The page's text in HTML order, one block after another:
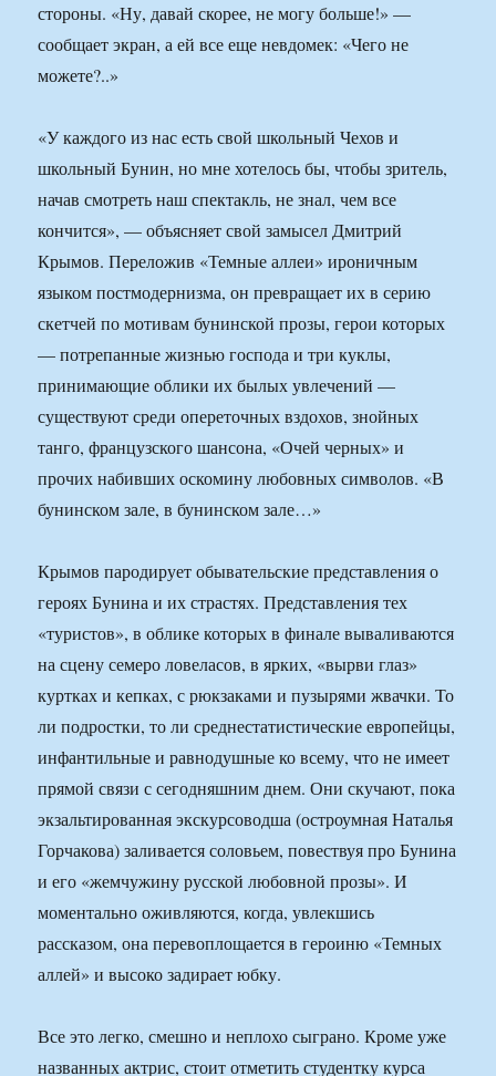
стороны. «Ну, давай скорее, не могу больше!» —
сообщает экран, а ей все еще невдомек: «Чего не
можете?..»
«У каждого из нас есть свой школьный Чехов и
школьный Бунин, но мне хотелось бы, чтобы зритель,
начав смотреть наш спектакль, не знал, чем все
кончится», — объясняет свой замысел Дмитрий
Крымов. Переложив «Темные аллеи» ироничным
языком постмодернизма, он превращает их в серию
скетчей по мотивам бунинской прозы, герои которых
— потрепанные жизнью господа и три куклы,
принимающие облики их былых увлечений —
существуют среди опереточных вздохов, знойных
танго, французского шансона, «Очей черных» и
прочих набивших оскомину любовных символов. «В
бунинском зале, в бунинском зале…»
Крымов пародирует обывательские представления о
героях Бунина и их страстях. Представления тех
«туристов», в облике которых в финале вываливаются
на сцену семеро ловеласов, в ярких, «вырви глаз»
куртках и кепках, с рюкзаками и пузырями жвачки. То
ли подростки, то ли среднестатистические европейцы,
инфантильные и равнодушные ко всему, что не имеет
прямой связи с сегодняшним днем. Они скучают, пока
экзальтированная экскурсоводша (остроумная Наталья
Горчакова) заливается соловьем, повествуя про Бунина
и его «жемчужину русской любовной прозы». И
моментально оживляются, когда, увлекшись
рассказом, она перевоплощается в героиню «Темных
аллей» и высоко задирает юбку.
Все это легко, смешно и неплохо сыграно. Кроме уже
названных актрис, стоит отметить студентку курса